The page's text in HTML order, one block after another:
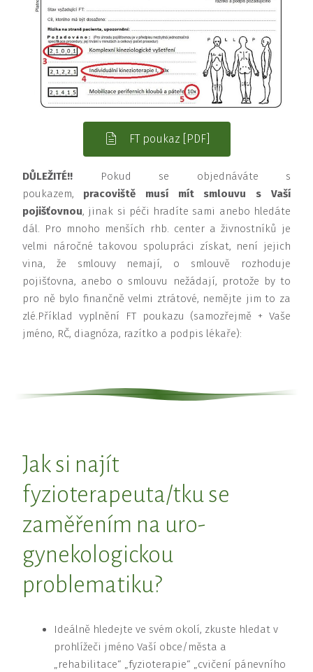
FT poukaz [PDF]
DŮLEŽITÉ!! Pokud se objednáváte s
poukazem, pracoviště musí mít smlouvu s Vaší
pojišťovnou, jinak si péči hradíte sami anebo hledáte
dál. Pro mnoho menších rhb. center a živnostníků je
velmi náročné takovou spolupráci získat, není jejich
vina, že smlouvy nemají, o smlouvě rozhoduje
pojišťovna, anebo o smlouvu nežádají, protože by to
pro ně bylo finančně velmi ztrátové, nemějte jim to za
zlé.Příklad vyplnění FT poukazu (samozřejmě + Vaše
jméno, RČ, diagnóza, razítko a podpis lékaře):
Jak si najít
fyzioterapeuta/tku se
zaměřením na uro-
gynekologickou
problematiku?
Ideálně hledejte ve svém okolí, zkuste hledat v
prohlížeči jméno Vaší obce/města a
„rehabilitace“ „fyzioterapie“ „cvičení pánevního